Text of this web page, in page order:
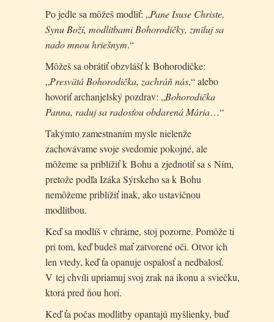
Po jedle sa môžeš modliť: „Pane Isuse Christe,
Synu Boží, modlitbami Bohorodičky, zmiluj sa
nado mnou hriešnym.“
Môžeš sa obrátiť obzvlášť k Bohorodičke:
„Presvätá Bohorodička, zachráň nás,“ alebo
hovoriť archanjelský pozdrav: „Bohorodička
Panna, raduj sa radosťou obdarená Mária…“
Takýmto zamestnaním mysle nielenže
zachovávame svoje svedomie pokojné, ale
môžeme sa priblížiť k Bohu a zjednotiť sa s Ním,
pretože podľa Izáka Sýrskeho sa k Bohu
nemôžeme priblížiť inak, ako ustavičnou
modlitbou.
Keď sa modlíš v chráme, stoj pozorne. Pomôže ti
pri tom, keď budeš mať zatvorené oči. Otvor ich
len vtedy, keď ťa opanuje ospalosť a nedbalosť.
V tej chvíli upriamuj svoj zrak na ikonu a sviečku,
ktorá pred ňou horí.
Keď ťa počas modlitby opantajú myšlienky, buď